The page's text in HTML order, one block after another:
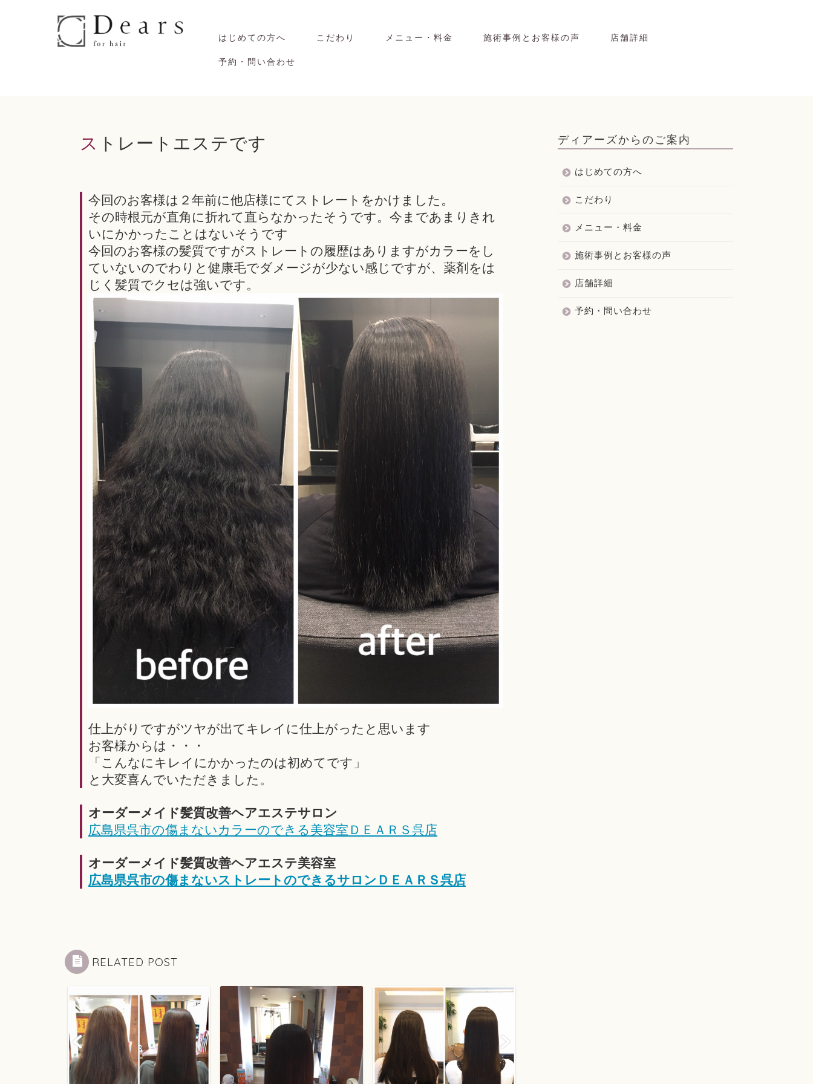
はじめての方へ こだわり メニュー・料金 施術事例とお客様の声 店舗詳細
予約・問い合わせ
ストレートエステです
今回のお客様は２年前に他店様にてストレートをかけました。
その時根元が直角に折れて直らなかったそうです。今まであまりきれ
いにかかったことはないそうです
今回のお客様の髪質ですがストレートの履歴はありますがカラーをし
ていないのでわりと健康毛でダメージが少ない感じですが、薬剤をは
じく髪質でクセは強いです。
仕上がりですがツヤが出てキレイに仕上がったと思います
お客様からは・・・
「こんなにキレイにかかったのは初めてです」
と大変喜んでいただきました。
オーダーメイド髪質改善ヘアエステサロン
広島県呉市の傷まないカラーのできる美容室ＤＥＡＲＳ呉店
オーダーメイド髪質改善ヘアエステ美容室
広島県呉市の傷まないストレートのできるサロンＤＥＡＲＳ呉店
RELATED POST
ディアーズからのご案内
はじめての方へ
こだわり
メニュー・料金
施術事例とお客様の声
店舗詳細
予約・問い合わせ